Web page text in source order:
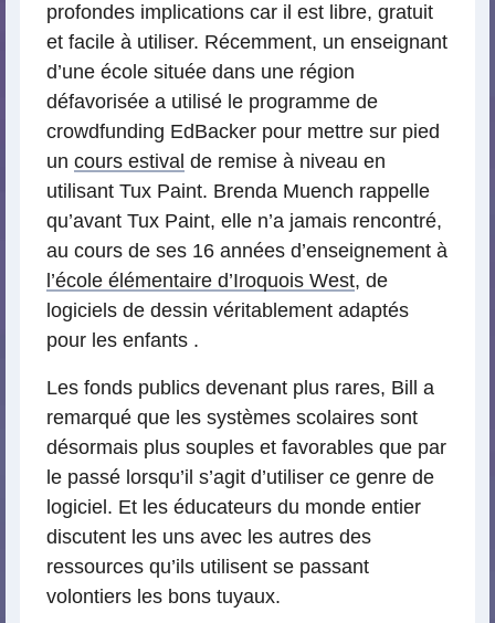
profondes implications car il est libre, gratuit
et facile à utiliser. Récemment, un enseignant
d’une école située dans une région
défavorisée a utilisé le programme de
crowdfunding EdBacker pour mettre sur pied
un cours estival de remise à niveau en
utilisant Tux Paint. Brenda Muench rappelle
qu’avant Tux Paint, elle n’a jamais rencontré,
au cours de ses 16 années d’enseignement à
l’école élémentaire d’Iroquois West, de
logiciels de dessin véritablement adaptés
pour les enfants .
Les fonds publics devenant plus rares, Bill a
remarqué que les systèmes scolaires sont
désormais plus souples et favorables que par
le passé lorsqu’il s’agit d’utiliser ce genre de
logiciel. Et les éducateurs du monde entier
discutent les uns avec les autres des
ressources qu’ils utilisent se passant
volontiers les bons tuyaux.